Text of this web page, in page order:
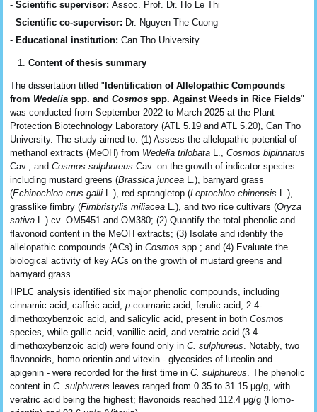
-Scientific supervisor:Assoc. Prof. Dr. Ho Le Thi
-Scientific co-supervisor: Dr. Nguyen The Cuong
- Educational institution:Can Tho University
Content of thesis summary
The dissertation titled " Identification of Allelopathic Compounds
from Wedeliaspp. andCosmos spp. Against Weeds in Rice Fields"
was conducted from September 2022 to March 2025 at the Plant
Protection Biotechnology Laboratory (ATL 5.19 and ATL 5.20), Can Tho
University. The study aimed to: (1) Assess the allelopathic potential of
methanol extracts (MeOH) from Wedelia trilobata L.,Cosmos bipinnatus
Cav., andCosmos sulphureus Cav. on the growth of indicator species
including mustard greens (Brassica juncea L.), barnyard grass
(Echinochloa crus-galli L.), red sprangletop (Leptochloa chinensis L.),
grasslike fimbry (Fimbristylis miliacea L.), and two rice cultivars (Oryza
sativa L.) cv. OM5451 and OM380; (2) Quantify the total phenolic and
flavonoid content in the MeOH extracts; (3) Isolate and identify the
allelopathic compounds (ACs) inCosmos spp.; and (4) Evaluate the
biological activity of key ACs on the growth of mustard greens and
barnyard grass.
HPLC analysis identified six major phenolic compounds, including
cinnamic acid, caffeic acid,p-coumaric acid, ferulic acid, 2.4-
dimethoxybenzoic acid, and salicylic acid, present in bothCosmos
species, while gallic acid, vanillic acid, and veratric acid (3.4-
dimethoxybenzoic acid) were found only inC. sulphureus. Notably, two
flavonoids, homo-orientin and vitexin - glycosides of luteolin and
apigenin - were recorded for the first time inC. sulphureus. The phenolic
content inC. sulphureus leaves ranged from 0.35 to 31.15 µg/g, with
veratric acid being the highest; flavonoids reached 112.4 µg/g (Homo-